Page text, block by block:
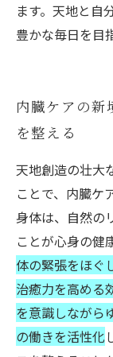
ます。天地と自
豊かな毎日を目
内臓ケアの新
を整える
天地創造の壮大
ことで、内臓ケ
身体は、自然の
ことが心身の健
体の緊張をほぐ
治癒力を高める
を意識しながら
の働きを活性化